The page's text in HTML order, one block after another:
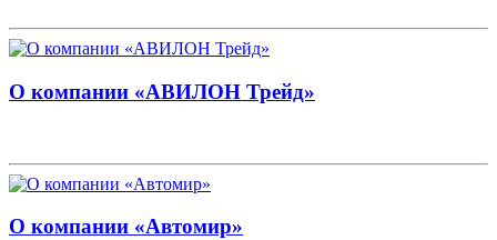
О компании «АВИЛОН Трейд»
О компании «Автомир»